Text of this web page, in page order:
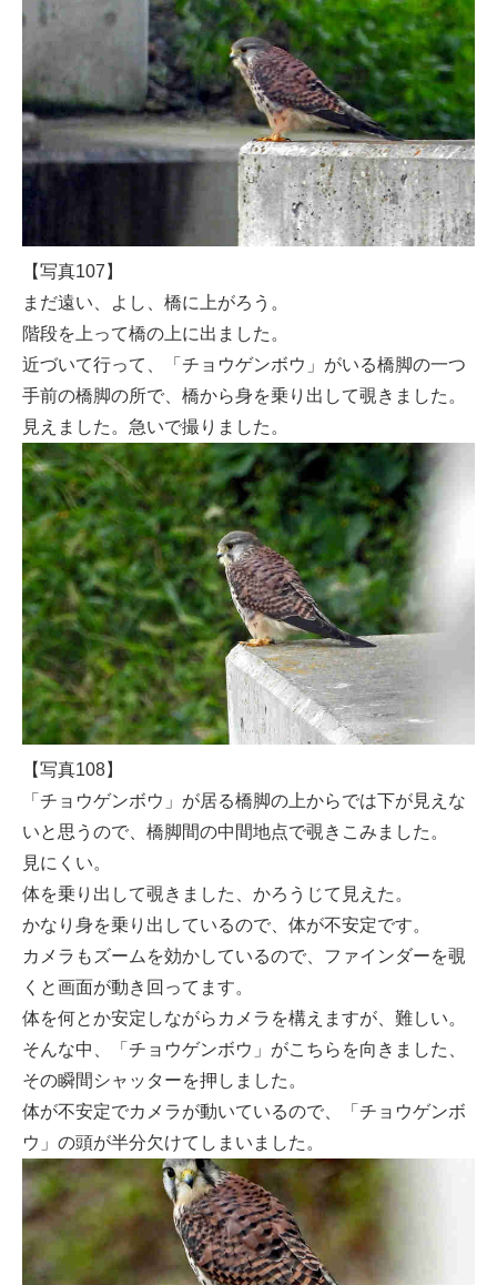
【写真107】
まだ遠い、よし、橋に上がろう。
階段を上って橋の上に出ました。
近づいて行って、「チョウゲンボウ」がいる橋脚の一つ
手前の橋脚の所で、橋から身を乗り出して覗きました。
見えました。急いで撮りました。
【写真108】
「チョウゲンボウ」が居る橋脚の上からでは下が見えな
いと思うので、橋脚間の中間地点で覗きこみました。
見にくい。
体を乗り出して覗きました、かろうじて見えた。
かなり身を乗り出しているので、体が不安定です。
カメラもズームを効かしているので、ファインダーを覗
くと画面が動き回ってます。
体を何とか安定しながらカメラを構えますが、難しい。
そんな中、「チョウゲンボウ」がこちらを向きました、
その瞬間シャッターを押しました。
体が不安定でカメラが動いているので、「チョウゲンボ
ウ」の頭が半分欠けてしまいました。